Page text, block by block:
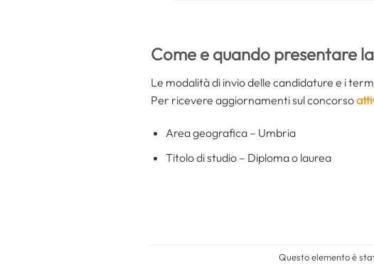
Come e quando presentare
Le modalità di invio delle candidature e i
Per ricevere aggiornamenti sul concorso
Area geografica – Umbria
Titolo di studio – Diploma o laurea
Questo elemento è